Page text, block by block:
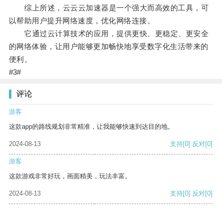
综上所述，云云云加速器是一个强大而高效的工具，可
以帮助用户提升网络速度，优化网络连接。
它通过云计算技术的应用，提供更快、更稳定、更安全
的网络体验，让用户能够更加畅快地享受数字化生活带来的
便利。
#3#
评论
游客
这款app的路线规划非常精准，让我能够快速到达目的地。
2024-08-13 支持[0] 反对[0]
游客
这款游戏非常好玩，画面精美，玩法丰富。
2024-08-13 支持[0] 反对[0]